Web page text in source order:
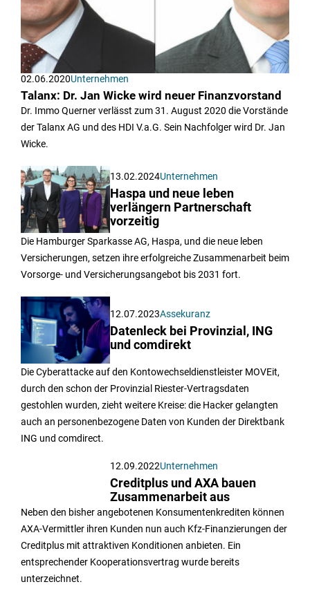
02.06.2020Unternehmen
Talanx: Dr. Jan Wicke wird neuer Finanzvorstand
Dr. Immo Querner verlässt zum 31. August 2020 die Vorstände
der Talanx AG und des HDI V.a.G. Sein Nachfolger wird Dr. Jan
Wicke.
13.02.2024Unternehmen
Haspa und neue leben
verlängern Partnerschaft
vorzeitig
Die Hamburger Sparkasse AG, Haspa, und die neue leben
Versicherungen, setzen ihre erfolgreiche Zusammenarbeit beim
Vorsorge- und Versicherungsangebot bis 2031 fort.
12.07.2023Assekuranz
Datenleck bei Provinzial, ING
und comdirekt
Die Cyberattacke auf den Kontowechseldienstleister MOVEit,
durch den schon der Provinzial Riester-Vertragsdaten
gestohlen wurden, zieht weitere Kreise: die Hacker gelangten
auch an personenbezogene Daten von Kunden der Direktbank
ING und comdirect.
12.09.2022Unternehmen
Creditplus und AXA bauen
Zusammenarbeit aus
Neben den bisher angebotenen Konsumentenkrediten können
AXA-Vermittler ihren Kunden nun auch Kfz-Finanzierungen der
Creditplus mit attraktiven Konditionen anbieten. Ein
entsprechender Kooperationsvertrag wurde bereits
unterzeichnet.